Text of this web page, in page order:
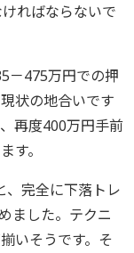
ればならないで
－475万円での押
状の地合いです
再度400万円手前
す。
、完全に下落トレ
ました。テクニ
いそうです。そ